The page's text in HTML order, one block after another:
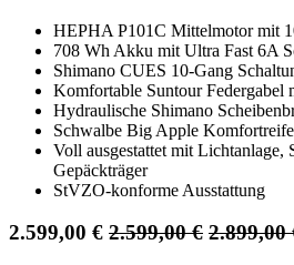
HEPHA P101C Mittelmotor mit
708 Wh Akku mit Ultra Fast 6A
Shimano CUES 10-Gang
Komfortable Suntour Federgabel
Hydraulische Shimano
Schwalbe Big Apple
Voll ausgestattet mit Lichtanlage,
Gepäckträger
StVZO-konforme Ausstattung
2.599,00 € 2.599,00€ 2.899,00